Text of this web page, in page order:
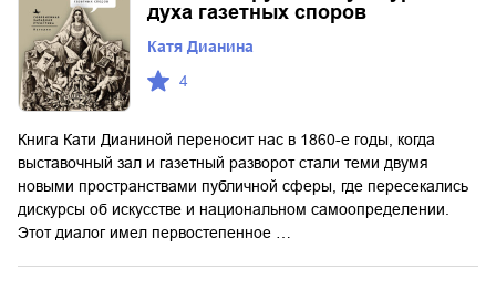
духа газетных споров
Катя Дианина
4
Книга Кати Дианиной переносит нас в 1860-е годы, когда
выставочный зал и газетный разворот стали теми двумя
новыми пространствами публичной сферы, где пересекались
дискурсы об искусстве и национальном самоопределении.
Этот диалог имел первостепенное …